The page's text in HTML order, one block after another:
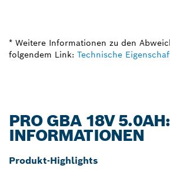
* Weitere Informationen zu den
folgendem Link: Technische
PRO GBA 18V
INFORMATIONEN
Produkt-Highlights